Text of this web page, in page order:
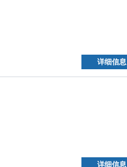
详细信息
详细信息